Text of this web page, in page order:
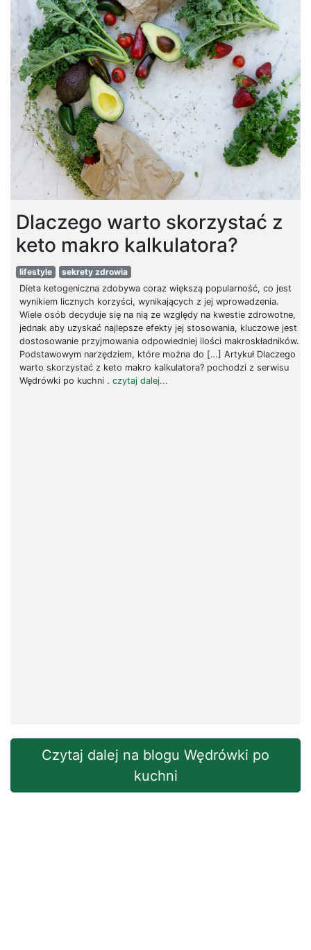
Dlaczego warto skorzystać z
keto makro kalkulatora?
lifestyle
sekrety zdrowia
Dieta ketogeniczna zdobywa coraz większą popularność, co jest
wynikiem licznych korzyści, wynikających z jej wprowadzenia.
Wiele osób decyduje się na nią ze względy na kwestie zdrowotne,
jednak aby uzyskać najlepsze efekty jej stosowania, kluczowe jest
dostosowanie przyjmowania odpowiedniej ilości makroskładników.
Podstawowym narzędziem, które można do […] Artykuł Dlaczego
warto skorzystać z keto makro kalkulatora? pochodzi z serwisu
Wędrówki po kuchni . czytaj dalej...
Czytaj dalej na blogu Wędrówki po
kuchni